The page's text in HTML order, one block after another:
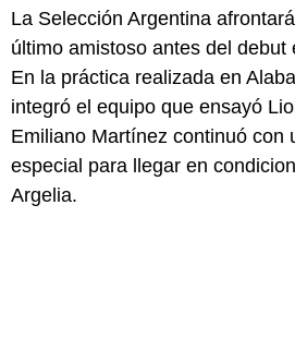
La Selección Argentina
último amistoso antes del debut
En la práctica realizada en
integró el equipo que ensayó
Emiliano Martínez continuó con
especial para llegar en
Argelia.